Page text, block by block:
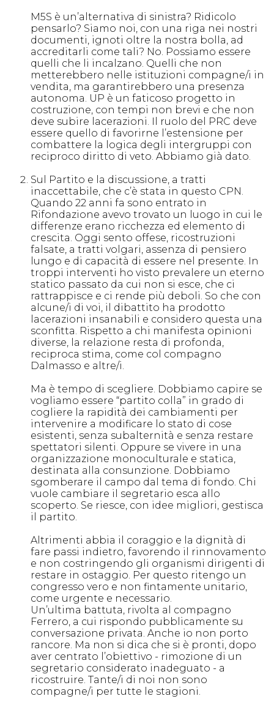
M5S è un’alternativa di sinistra? Ridicolo
pensarlo? Siamo noi, con una riga nei nostri
documenti, ignoti oltre la nostra bolla, ad
accreditarli come tali? No. Possiamo essere
quelli che li incalzano. Quelli che non
metterebbero nelle istituzioni compagne/i in
vendita, ma garantirebbero una presenza
autonoma. UP è un faticoso progetto in
costruzione, con tempi non brevi e che non
deve subire lacerazioni. Il ruolo del PRC deve
essere quello di favorirne l’estensione per
combattere la logica degli intergruppi con
reciproco diritto di veto. Abbiamo già dato.
Sul Partito e la discussione, a tratti
inaccettabile, che c’è stata in questo CPN.
Quando 22 anni fa sono entrato in
Rifondazione avevo trovato un luogo in cui le
differenze erano ricchezza ed elemento di
crescita. Oggi sento offese, ricostruzioni
falsate, a tratti volgari, assenza di pensiero
lungo e di capacità di essere nel presente. In
troppi interventi ho visto prevalere un eterno
statico passato da cui non si esce, che ci
rattrappisce e ci rende più deboli. So che con
alcune/i di voi, il dibattito ha prodotto
lacerazioni insanabili e considero questa una
sconfitta. Rispetto a chi manifesta opinioni
diverse, la relazione resta di profonda,
reciproca stima, come col compagno
Dalmasso e altre/i.
Ma è tempo di scegliere. Dobbiamo capire se
vogliamo essere “partito colla” in grado di
cogliere la rapidità dei cambiamenti per
intervenire a modificare lo stato di cose
esistenti, senza subalternità e senza restare
spettatori silenti. Oppure se vivere in una
organizzazione monoculturale e statica,
destinata alla consunzione. Dobbiamo
sgomberare il campo dal tema di fondo. Chi
vuole cambiare il segretario esca allo
scoperto. Se riesce, con idee migliori, gestisca
il partito.
Altrimenti abbia il coraggio e la dignità di
fare passi indietro, favorendo il rinnovamento
e non costringendo gli organismi dirigenti di
restare in ostaggio. Per questo ritengo un
congresso vero e non fintamente unitario,
come urgente e necessario.
Un’ultima battuta, rivolta al compagno
Ferrero, a cui rispondo pubblicamente su
conversazione privata. Anche io non porto
rancore. Ma non si dica che si è pronti, dopo
aver centrato l’obiettivo - rimozione di un
segretario considerato inadeguato - a
ricostruire. Tante/i di noi non sono
compagne/i per tutte le stagioni.